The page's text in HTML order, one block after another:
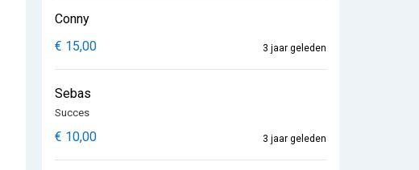
Conny
€ 15,00
3 jaar geleden
Sebas
Succes
€ 10,00 3 jaar geleden